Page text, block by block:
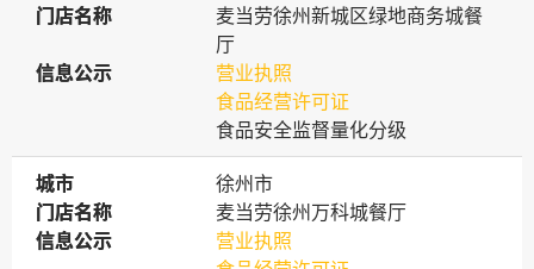
门店名称
门店名称
麦当劳徐州新城区绿地商务城餐
厅
信息公示
信息公示
营业执照
食品经营许可证
食品安全监督量化分级
城市
城市
徐州市
门店名称
门店名称
麦当劳徐州万科城餐厅
信息公示
信息公示
营业执照